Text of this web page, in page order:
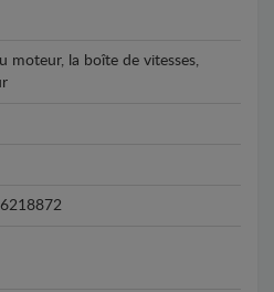
moteur, la boîte de vitesses,